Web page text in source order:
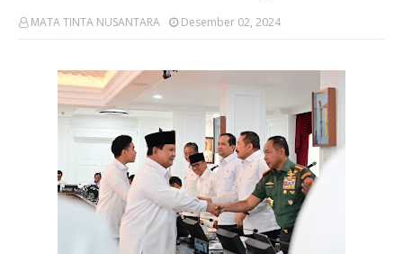
MATA TINTA NUSANTARA Desember 02, 2024